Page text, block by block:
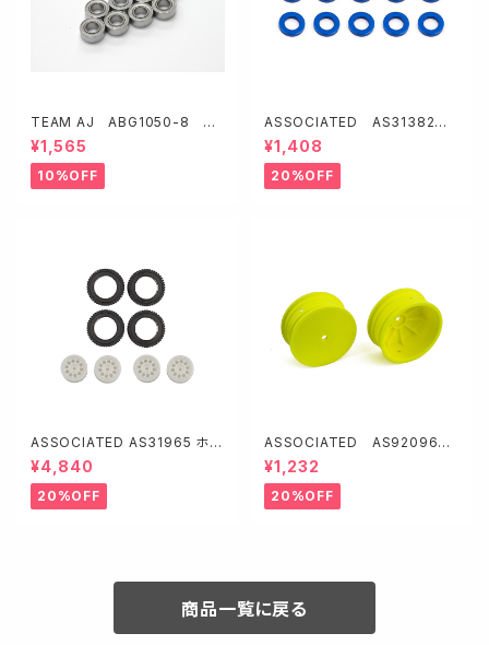
TEAM AJ ABG1050-8 ス
ーパーグリス 1050ベアリング
8ヶ入り【NMB製】
¥1,565
10%OFF
ASSOCIATED AS31382
アルミ製ボールスタッドワッシャ
ー【ブルー/5.5x3.0x1.0 mm・1
0枚入】
¥1,408
20%OFF
ASSOCIATED AS31965 ホイ
ール＆タイヤ＆インナーフォーム
セット【RC10 4x4 Rally】
¥4,840
20%OFF
ASSOCIATED AS92096
4WDバギー用フロントホイール
2.2"【イエロー/12mmHEX】
¥1,232
20%OFF
商品一覧に戻る